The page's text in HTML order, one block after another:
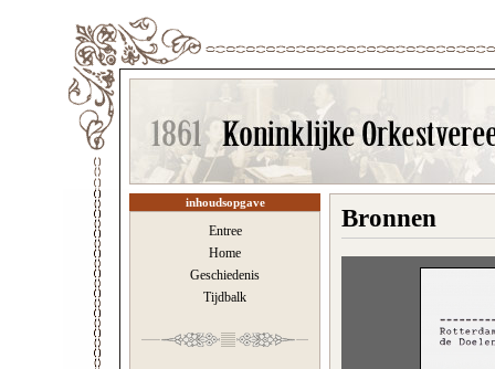
inhoudsopgave
Entree
Home
Geschiedenis
Tijdbalk
Bronnen